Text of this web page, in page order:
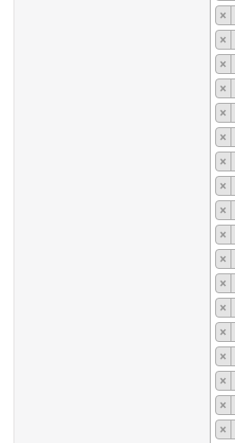
×
×
×
×
×
×
×
×
×
×
×
×
×
×
×
×
×
×